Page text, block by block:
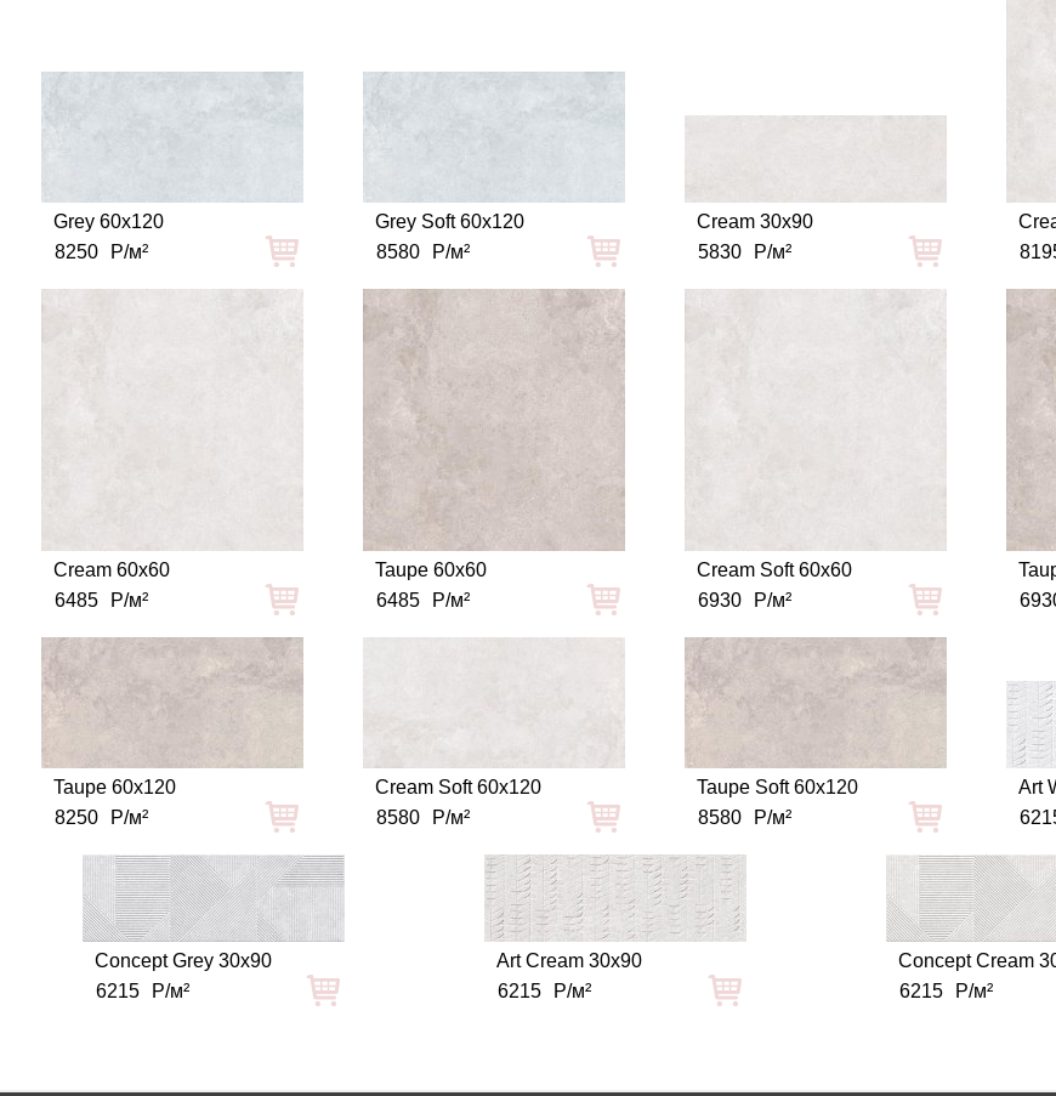
Grey 60x120
8250
Р/м²
Grey Soft 60x120
8580
Р/м²
Cream 30x90
5830
Р/м²
Cream 60x60
6485
Р/м²
Taupe 60x60
6485
Р/м²
Cream Soft 60x60
6930
Р/м²
Taupe 60x120
8250
Р/м²
Cream Soft 60x120
8580
Р/м²
Taupe Soft 60x120
8580
Р/м²
Art
Concept Grey 30x90
6215
Р/м²
Art Cream 30x90
6215
Р/м²
Concept Cream
6215
Р/м²